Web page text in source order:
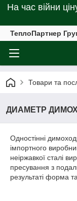
На час війни
ТеплоПартнер
Товари та
ДИАМЕТР
Одностінні
імпортного
неіржавкої сталі
пресування з
результаті форма
У наявності